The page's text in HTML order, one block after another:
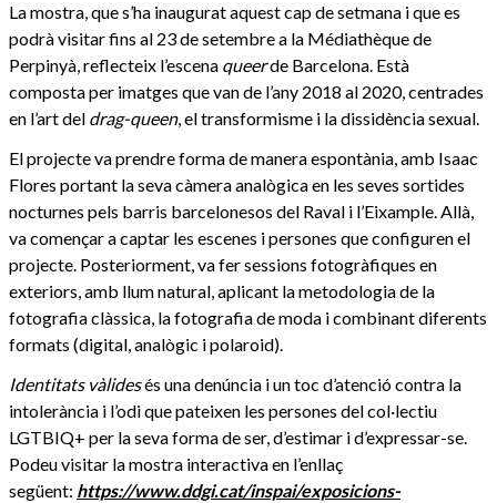
La mostra, que s’ha inaugurat aquest cap de setmana i que es
podrà visitar fins al 23 de setembre a la Médiathèque de
Perpinyà, reflecteix l’escena queerde Barcelona. Està
composta per imatges que van de l’any 2018 al 2020, centrades
en l’art del drag-queen, el transformisme i la dissidència sexual.
El projecte va prendre forma de manera espontània, amb Isaac
Flores portant la seva càmera analògica en les seves sortides
nocturnes pels barris barcelonesos del Raval i l’Eixample. Allà,
va començar a captar les escenes i persones que configuren el
projecte. Posteriorment, va fer sessions fotogràfiques en
exteriors, amb llum natural, aplicant la metodologia de la
fotografia clàssica, la fotografia de moda i combinant diferents
formats (digital, analògic i polaroid).
Identitats vàlidesés una denúncia i un toc d’atenció contra la
intolerància i l’odi que pateixen les persones del col·lectiu
LGTBIQ+ per la seva forma de ser, d’estimar i d’expressar-se.
Podeu visitar la mostra interactiva en l’enllaç
següent: https://www.ddgi.cat/inspai/exposicions-